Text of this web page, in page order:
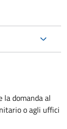
domanda al
o agli uffici